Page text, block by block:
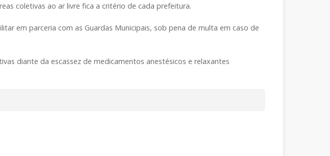
coletivas ao ar livre fica a critério de cada prefeitura.
em parceria com as Guardas Municipais, sob pena de multa em caso de
diante da escassez de medicamentos anestésicos e relaxantes